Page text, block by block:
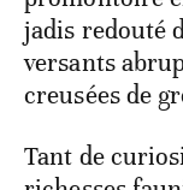
jadis redouté
versants
creusées de
Tant de